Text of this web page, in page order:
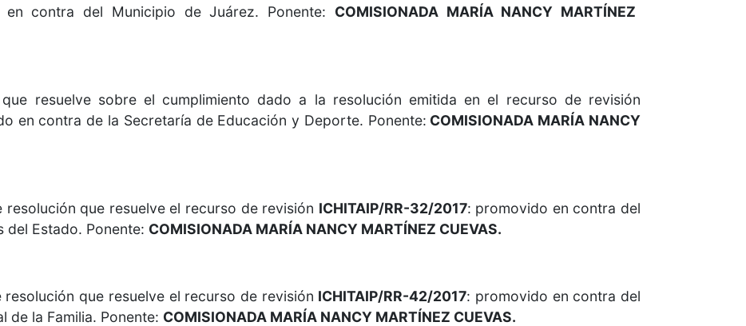
en contra del Municipio de Juárez. Ponente: COMISIONADA MARÍA NANCY MARTÍNEZ
resuelve sobre el cumplimiento dado a la resolución emitida en el recurso de revisión
en contra de la Secretaría de Educación y Deporte. Ponente: COMISIONADA MARÍA NANCY
que resuelve el recurso de revisión ICHITAIP/RR-32/2017: promovido en contra del
del Estado. Ponente: COMISIONADA MARÍA NANCY MARTÍNEZ CUEVAS.
que resuelve el recurso de revisión ICHITAIP/RR-42/2017: promovido en contra del
de la Familia. Ponente: COMISIONADA MARÍA NANCY MARTÍNEZ CUEVAS.